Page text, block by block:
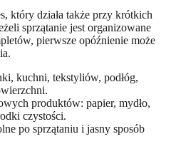
który działa także przy krótkich
sprzątanie jest organizowane
pierwsze opóźnienie może
kuchni, tekstyliów, podłóg,
produktów: papier, mydło,
czystości.
po sprzątaniu i jasny sposób